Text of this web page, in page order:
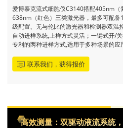
爱博泰克流式细胞仪C3140搭配405nm
638nm（红色）三类激光器，最多可配
级配置。无与伦比的激光器和检测器双温
自动进样系统,上样方式灵活；一键式开/
专利的两种进样方式,适用于多种场景的应
联系我们，获得报价
高效测量：双驱动液流系统